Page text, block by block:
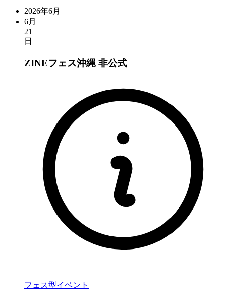
2026年6月
6月
21
日
ZINEフェス沖縄 非公式
フェス型イベント